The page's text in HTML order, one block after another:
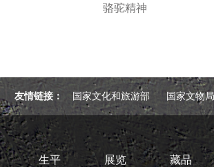
骆驼精神
友情链接： 国家文化和旅游部 国家文物局
生平 展览 藏品